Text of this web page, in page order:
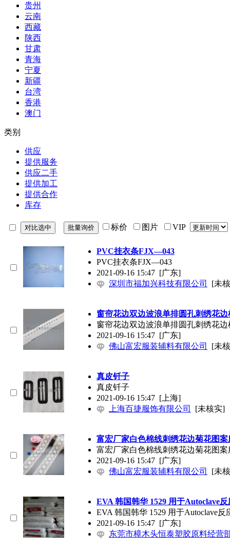
贵州
云南
西藏
陕西
甘肃
青海
宁夏
新疆
台湾
香港
澳门
类别
供应
提供服务
供应二手
提供加工
提供合作
库存
标价 图片 VIP
PVC挂衣条FJX―043
PVC挂衣条FJX―043
2021-09-16 15:47 [广东]
深圳市福加兴科技有限公司
[未
窗帘花边双边波浪单排圆孔刺绣花
窗帘花边双边波浪单排圆孔刺绣花
2021-09-16 15:47 [广东]
佛山富宏服装辅料有限公司
[未
真皮钎子
真皮钎子
2021-09-16 15:47 [上海]
上海百捷服饰有限公司
[未核实]
富宏厂家白色棉线刺绣花边菊花图
富宏厂家白色棉线刺绣花边菊花图
2021-09-16 15:47 [广东]
佛山富宏服装辅料有限公司
[未
EVA 韩国韩华 1529 用于Autoclave
EVA 韩国韩华 1529 用于Autoclave
2021-09-16 15:47 [广东]
东莞市樟木头恒泰塑胶原料经营